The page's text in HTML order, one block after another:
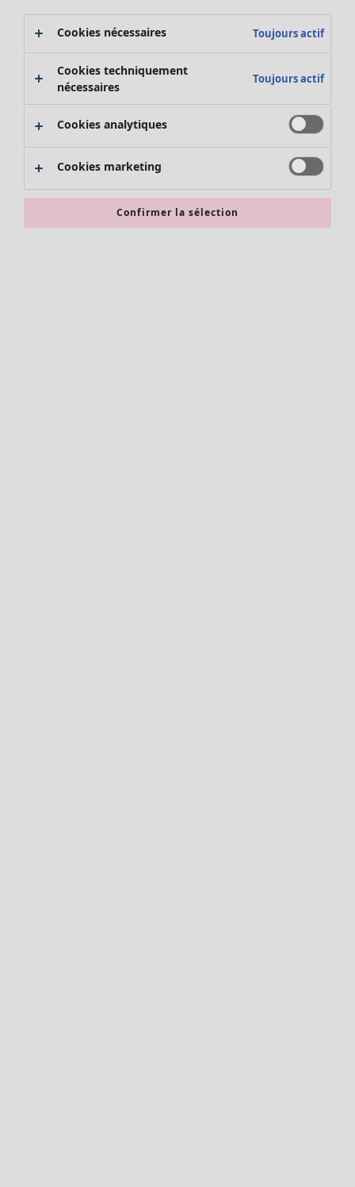
Promos SOLDES
Les promos de Gudrun Sjödén
Nouvel arrivage
Bonnes affaires en soldes - jusqu'à -70
Cookies nécessaires Toujours actif
Cookies techniquement
nécessaires
Toujours actif
Cookies analytiques
Cookies marketing
Confirmer la sélection